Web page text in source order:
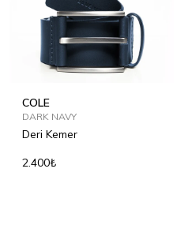
COLE
DARK NAVY
Deri Kemer
2.400₺